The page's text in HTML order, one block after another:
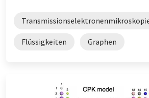
Flüssigkeiten Graphen